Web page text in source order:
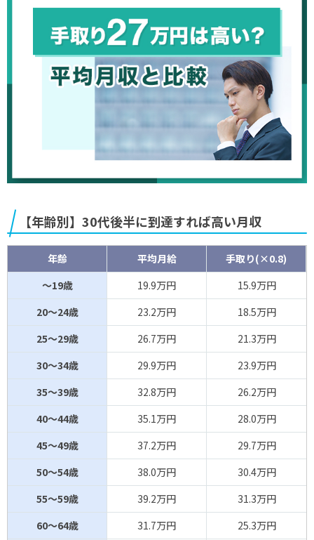
【年齢別】30代後半に到達すれば高い月収
年齢 平均月給
手取り(×0.8)
～19歳
19.9万円
15.9万円
20～24歳
23.2万円
18.5万円
25～29歳
26.7万円
21.3万円
30～34歳
29.9万円
23.9万円
35～39歳
32.8万円
26.2万円
40～44歳
35.1万円
28.0万円
45～49歳
37.2万円
29.7万円
50～54歳
38.0万円
30.4万円
55～59歳
39.2万円
31.3万円
60～64歳
31.7万円
25.3万円